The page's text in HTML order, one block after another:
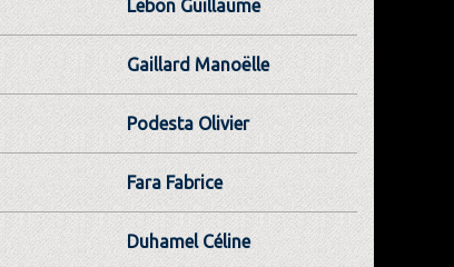
Lebon Guillaume
Gaillard Manoëlle
Podesta Olivier
Fara Fabrice
Duhamel Céline